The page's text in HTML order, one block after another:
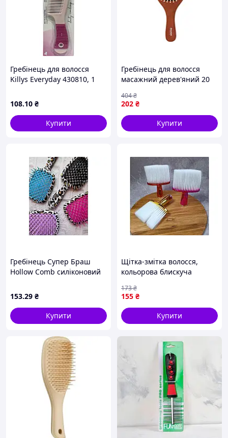
Гребінець для волосся
Killys Everyday 430810, 1
108.10 ₴
Купити
Гребінець для волосся
масажний дерев'яний 20
і розслаблення шкіри
голови
202 ₴
404₴
Купити
Гребінець Супер Браш
Hollow Comb силіконовий
210242 ТМ EСТЕТ
153.29 ₴
Купити
Щітка-змітка волосся,
кольорова блискуча
ТМEСТЕТ
155 ₴
173₴
Купити